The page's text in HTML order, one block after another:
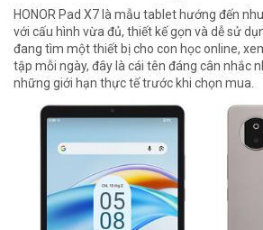
HONOR Pad X7 là mẫu tablet hướng đến
với cấu hình vừa đủ, thiết kế gọn và dễ sử
đang tìm một thiết bị cho con học online,
tập mỗi ngày, đây là cái tên đáng cân nhắc
những giới hạn thực tế trước khi chọn mua.